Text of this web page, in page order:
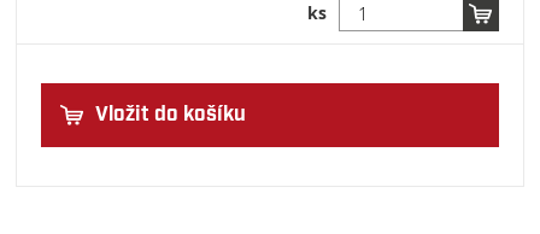
ks
Vložit do košíku